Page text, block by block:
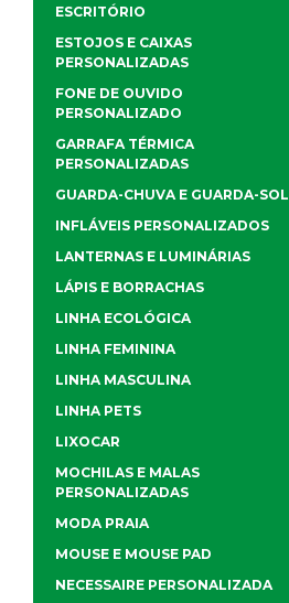
ESCRITÓRIO
ESTOJOS E CAIXAS
PERSONALIZADAS
FONE DE OUVIDO
PERSONALIZADO
GARRAFA TÉRMICA
PERSONALIZADAS
GUARDA-CHUVA E GUARDA-SOL
INFLÁVEIS PERSONALIZADOS
LANTERNAS E LUMINÁRIAS
LÁPIS E BORRACHAS
LINHA ECOLÓGICA
LINHA FEMININA
LINHA MASCULINA
LINHA PETS
LIXOCAR
MOCHILAS E MALAS
PERSONALIZADAS
MODA PRAIA
MOUSE E MOUSE PAD
NECESSAIRE PERSONALIZADA